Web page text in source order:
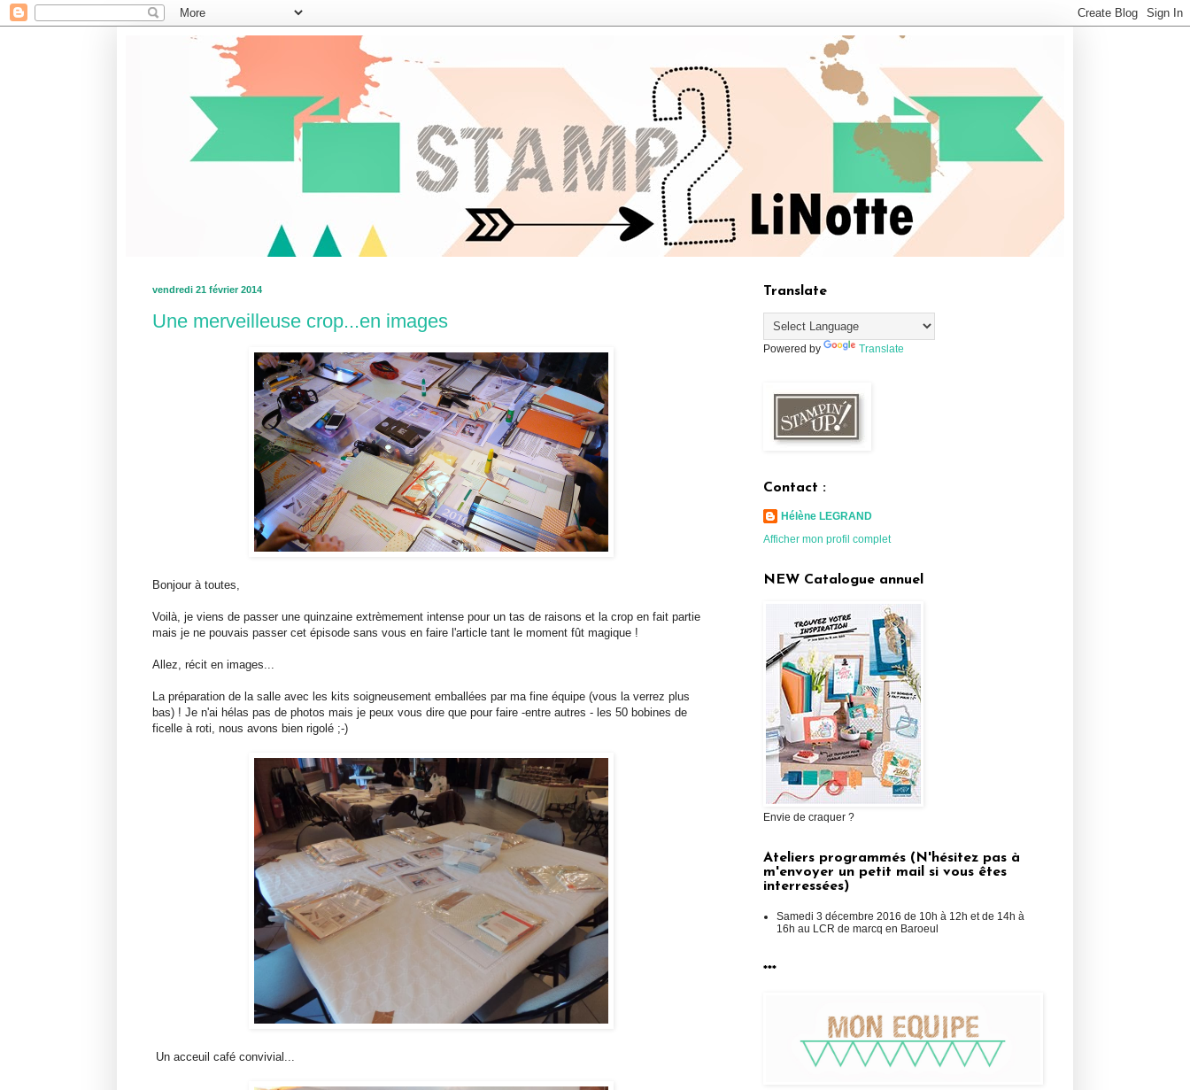
vendredi 21 février 2014
Une merveilleuse crop...en images
Bonjour à toutes,
Voilà, je viens de passer une quinzaine extrèmement intense pour un tas de raisons et la crop en fait partie
mais je ne pouvais passer cet épisode sans vous en faire l'article tant le moment fût magique !
Allez, récit en images...
La préparation de la salle avec les kits soigneusement emballées par ma fine équipe (vous la verrez plus
bas) ! Je n'ai hélas pas de photos mais je peux vous dire que pour faire -entre autres - les 50 bobines de
ficelle à roti, nous avons bien rigolé ;-)
Un acceuil café convivial...
Translate
Powered by Translate
Contact :
Hélène LEGRAND
Afficher mon profil complet
NEW Catalogue annuel
Envie de craquer ?
Ateliers programmés (N'hésitez pas à
m'envoyer un petit mail si vous êtes
interressées)
Samedi 3 décembre 2016 de 10h à 12h et de 14h à
16h au LCR de marcq en Baroeul
***